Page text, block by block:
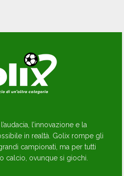
l’innovazione e la
in realtà. Golix rompe gli
campionati, ma per tutti
calcio, ovunque si giochi.